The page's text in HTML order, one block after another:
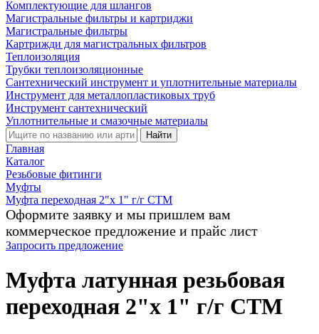
Комплектующие для шлангов
Магистральные фильтры и картриджи
Магистральные фильтры
Картрижди для магистральных фильтров
Теплоизоляция
Трубки теплоизоляционные
Сантехнический инструмент и уплотнительные материалы
Инструмент для металлопластиковых труб
Инструмент сантехнический
Уплотнительные и смазочные материалы
Найти
Главная
Каталог
Резьбовые фитинги
Муфты
Муфта переходная 2"х 1" г/г CTM
Оформите заявку и мы пришлем вам
коммерческое предложение и прайс лист
Запросить предложение
Муфта латунная резьбовая
переходная 2"х 1" г/г CTM